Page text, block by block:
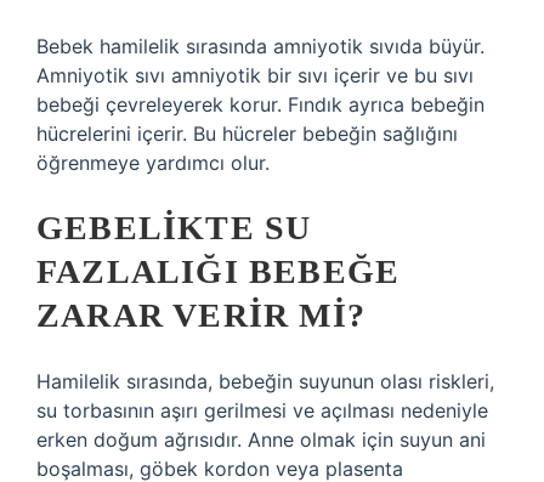
Bebek hamilelik sırasında amniyotik sıvıda büyür.
Amniyotik sıvı amniyotik bir sıvı içerir ve bu sıvı
bebeği çevreleyerek korur. Fındık ayrıca bebeğin
hücrelerini içerir. Bu hücreler bebeğin sağlığını
öğrenmeye yardımcı olur.
GEBELIKTE SU
FAZLALIĞI BEBEĞE
ZARAR VERIR MI?
Hamilelik sırasında, bebeğin suyunun olası riskleri,
su torbasının aşırı gerilmesi ve açılması nedeniyle
erken doğum ağrısıdır. Anne olmak için suyun ani
boşalması, göbek kordon veya plasenta